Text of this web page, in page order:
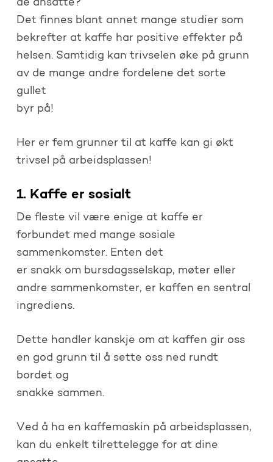
de ansatte?
Det finnes blant annet mange studier som
bekrefter at kaffe har positive effekter på
helsen. Samtidig kan trivselen øke på grunn
av de mange andre fordelene det sorte
gullet
byr på!
Her er fem grunner til at kaffe kan gi økt
trivsel på arbeidsplassen!
1. Kaffe er sosialt
De fleste vil være enige at kaffe er
forbundet med mange sosiale
sammenkomster. Enten det
er snakk om bursdagsselskap, møter eller
andre sammenkomster, er kaffen en sentral
ingrediens.
Dette handler kanskje om at kaffen gir oss
en god grunn til å sette oss ned rundt
bordet og
snakke sammen.
Ved å ha en kaffemaskin på arbeidsplassen,
kan du enkelt tilrettelegge for at dine